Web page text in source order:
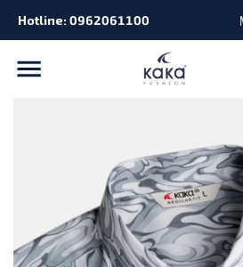
GIẢM 50K KHI NHẬP MÃ "KAKA50K"
Hotline: 0962061100